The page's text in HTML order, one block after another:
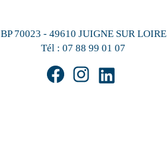
BP 70023 - 49610 JUIGNE SUR LOIRE
Tél : 07 88 99 01 07